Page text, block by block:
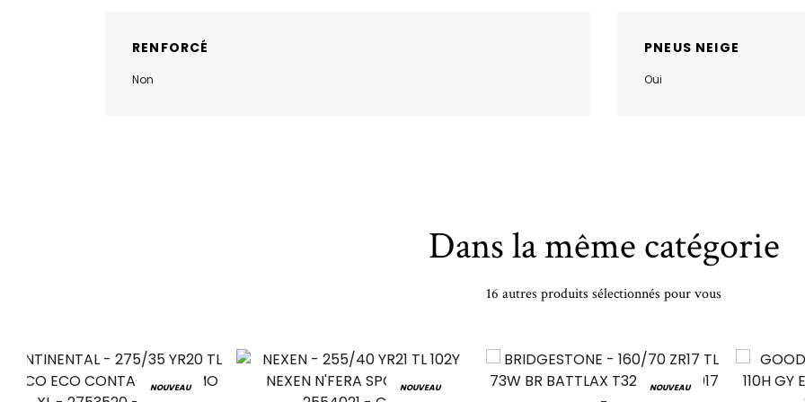
RENFORCÉ
Non
PNEUS NEIGE
Oui
Dans la même catégorie
16 autres produits sélectionnés pour vous
NOUVEAU NOUVEAU NOUVEAU